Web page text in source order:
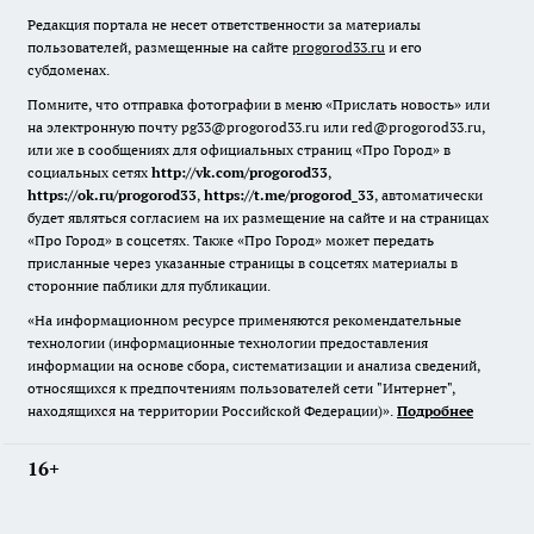
Редакция портала не несет ответственности за материалы
пользователей, размещенные на сайте progorod33.ru и его
субдоменах.
Помните, что отправка фотографии в меню «Прислать новость» или
на электронную почту pg33@progorod33.ru или red@progorod33.ru,
или же в сообщениях для официальных страниц «Про Город» в
социальных сетях http://vk.com/progorod33,
https://ok.ru/progorod33, https://t.me/progorod_33, автоматически
будет являться согласием на их размещение на сайте и на страницах
«Про Город» в соцсетях. Также «Про Город» может передать
присланные через указанные страницы в соцсетях материалы в
сторонние паблики для публикации.
«На информационном ресурсе применяются рекомендательные
технологии (информационные технологии предоставления
информации на основе сбора, систематизации и анализа сведений,
относящихся к предпочтениям пользователей сети "Интернет",
находящихся на территории Российской Федерации)». Подробнее
16+